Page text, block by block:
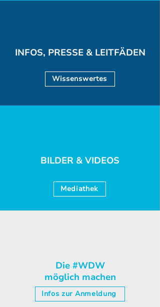
INFOS, PRESSE & LEITFÄDEN
Wissenswertes
BILDER & VIDEOS
Mediathek
Die #WDW
möglich machen
Infos zur Anmeldung